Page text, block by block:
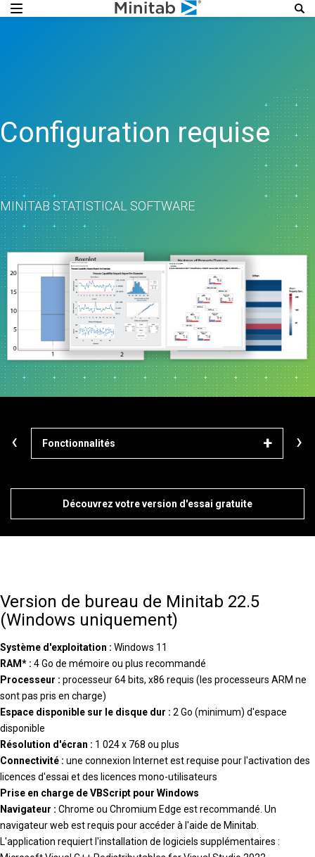
Configuration requise
MINITAB STATISTICAL SOFTWARE
Fonctionnalités
‹ ›
Découvrez votre version d'essai gratuite
Version de bureau de Minitab 22.5
(Windows uniquement)
Système d'exploitation : Windows 11
RAM* : 4 Go de mémoire ou plus recommandé
Processeur : processeur 64 bits, x86 requis (les processeurs ARM ne
sont pas pris en charge)
Espace disponible sur le disque dur : 2 Go (minimum) d'espace
disponible
Résolution d'écran : 1 024 x 768 ou plus
Connectivité : une connexion Internet est requise pour l'activation des
licences d'essai et des licences mono-utilisateurs
Prise en charge de VBScript pour Windows
Navigateur : Chrome ou Chromium Edge est recommandé. Un
navigateur web est requis pour accéder à l'aide de Minitab.
L'application requiert l'installation de logiciels supplémentaires :